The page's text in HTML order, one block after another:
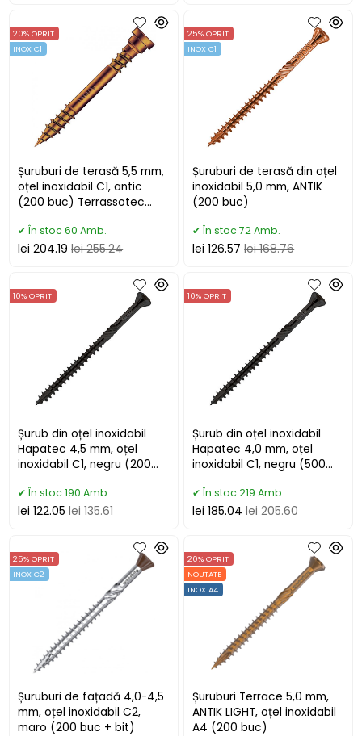
Șuruburi de terasă 5,5 mm,
oțel inoxidabil C1, antic
(200 buc) Terrassotec
20% OPRIT
INOX C1
În stoc 60 Amb.
lei 204.19 lei 255.24
Șuruburi de terasă din oțel
inoxidabil 5,0 mm, ANTIK
(200 buc)
25% OPRIT
INOX C1
În stoc 72 Amb.
lei 126.57 lei 168.76
Șurub din oțel inoxidabil
Hapatec 4,5 mm, oțel
inoxidabil C1, negru (200
10% OPRIT
În stoc 190 Amb.
lei 122.05 lei 135.61
Șurub din oțel inoxidabil
Hapatec 4,0 mm, oțel
inoxidabil C1, negru (500
10% OPRIT
În stoc 219 Amb.
lei 185.04 lei 205.60
Șuruburi de fațadă 4,0-4,5
mm, oțel inoxidabil C2,
maro (200 buc + bit)
25% OPRIT
INOX C2
Șuruburi Terrace 5,0 mm,
ANTIK LIGHT, oțel inoxidabil
A4 (200 buc)
20% OPRIT
NOUTATE
INOX A4